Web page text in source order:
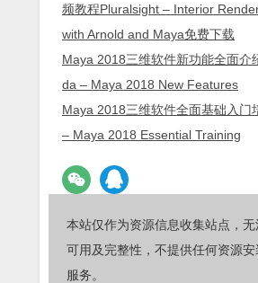
频教程Pluralsight – Interior
with Arnold and Maya免费下载
Maya 2018三维软件新功能全面介
da – Maya 2018 New Features
Maya 2018三维软件全面基础入门
– Maya 2018 Essential Training
本站仅作为资源信息收集站点，
可用及完整性，不提供任何资源
服务。